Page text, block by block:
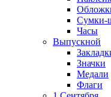
Сумки-
Часы
Выпускной
Значки
Медали
Флаги